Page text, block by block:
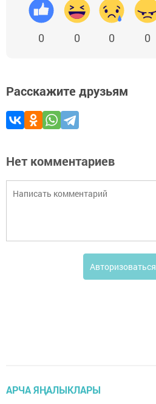
0 0 0 0
Расскажите друзьям
Нет комментариев
Авторизоваться
АРЧА ЯҢАЛЫКЛАРЫ